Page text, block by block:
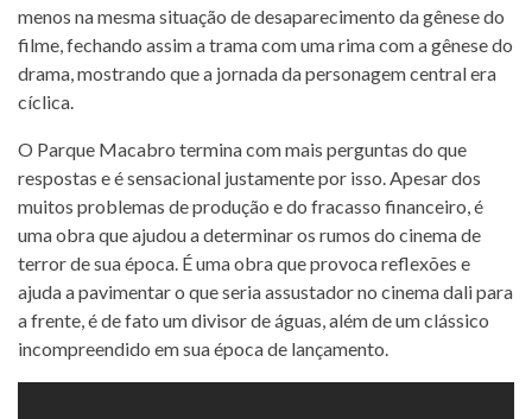
menos na mesma situação de desaparecimento da gênese do
filme, fechando assim a trama com uma rima com a gênese do
drama, mostrando que a jornada da personagem central era
cíclica.
O Parque Macabro termina com mais perguntas do que
respostas e é sensacional justamente por isso. Apesar dos
muitos problemas de produção e do fracasso financeiro, é
uma obra que ajudou a determinar os rumos do cinema de
terror de sua época. É uma obra que provoca reflexões e
ajuda a pavimentar o que seria assustador no cinema dali para
a frente, é de fato um divisor de águas, além de um clássico
incompreendido em sua época de lançamento.